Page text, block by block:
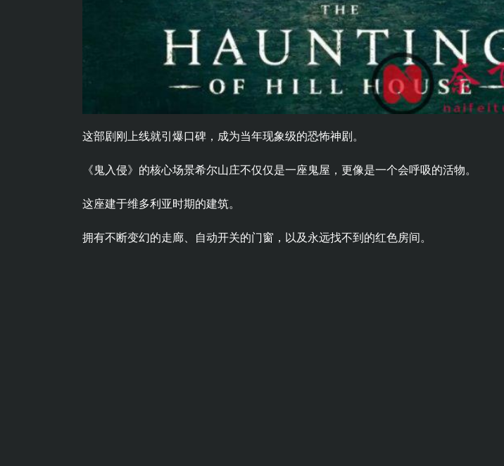
这部剧刚上线就引爆口碑，成为当年现象级的恐怖神剧。
《鬼入侵》的核心场景希尔山庄不仅仅是一座鬼屋，更像是一个会呼吸的活物。
这座建于维多利亚时期的建筑。
拥有不断变幻的走廊、自动开关的门窗，以及永远找不到的红色房间。